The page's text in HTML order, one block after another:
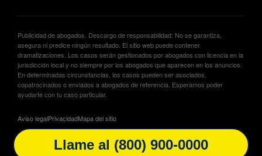
Publicidad de abogados. Descargo de responsabilidad: No se garantiza,
asegura ni predice ningún resultado. El sitio web puede contener
dramatizaciones. Los casos serán gestionados por abogados con licencia en la
jurisdicción local y no siempre por los abogados que aparecen en los anuncios.
En determinadas circunstancias, los casos pueden ser asociados,
copatrocinados o enviados a abogados de referencia. Esperamos poder
ayudarte con tu caso particular.
Aviso legalPrivacidadMapa del sitio
Llame al (800) 900-0000